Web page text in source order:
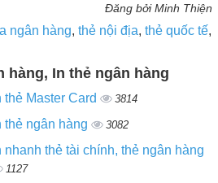
Đăng bởi Minh Thiện
ngân hàng, thẻ nội địa, thẻ quốc tế,
hàng, In thẻ ngân hàng
thẻ Master Card 3814
thẻ ngân hàng 3082
nhanh thẻ tài chính, thẻ ngân hàng
1127